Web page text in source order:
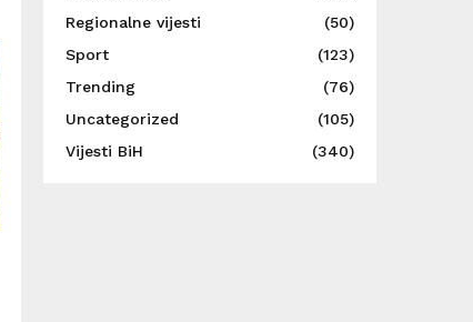
Regionalne vijesti
(50)
Sport
(123)
Trending
(76)
Uncategorized
(105)
Vijesti BiH
(340)